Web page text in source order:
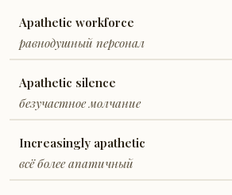
Apathetic workforce
равнодушный персонал
Apathetic silence
безучастное молчание
Increasingly apathetic
всё более апатичный